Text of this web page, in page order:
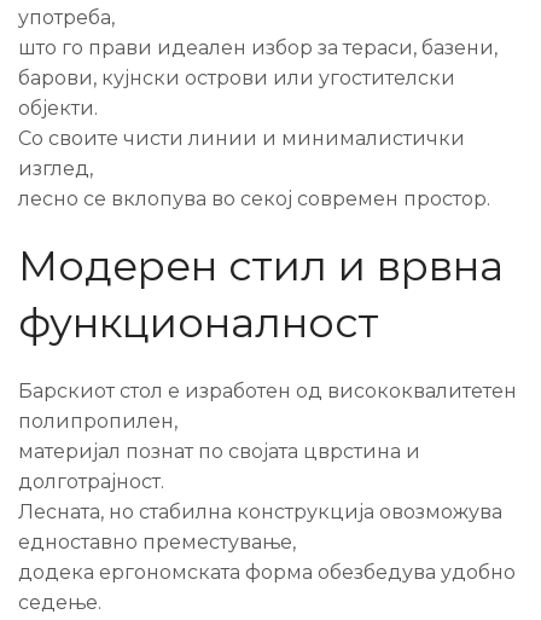
употреба,
што го прави идеален избор за тераси, базени,
барови, кујнски острови или угостителски
објекти.
Со своите чисти линии и минималистички
изглед,
лесно се вклопува во секој современ простор.
Модерен стил и врвна
функционалност
Барскиот стол е изработен од висококвалитетен
полипропилен,
материјал познат по својата цврстина и
долготрајност.
Лесната, но стабилна конструкција овозможува
едноставно преместување,
додека ергономската форма обезбедува удобно
седење.